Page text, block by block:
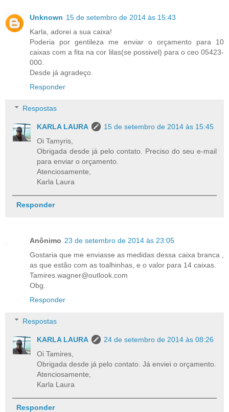
Unknown 15 de setembro de 2014 às 15:43
Karla, adorei a sua caixa!
Poderia por gentileza me enviar o orçamento para 10
caixas com a fita na cor lilas(se possivel) para o ceo 05423-
000.
Desde já agradeço.
Responder
Respostas
KARLA LAURA
15 de setembro de 2014 às 15:45
Oi Tamyris,
Obrigada desde já pelo contato. Preciso do seu e-mail
para enviar o orçamento.
Atenciosamente,
Karla Laura
Responder
Anônimo 23 de setembro de 2014 às 23:05
Gostaria que me enviasse as medidas dessa caixa branca ,
as que estão com as toalhinhas, e o valor para 14 caixas.
Tamires.wagner@outlook.com
Obg.
Responder
Respostas
KARLA LAURA
24 de setembro de 2014 às 08:26
Oi Tamires,
Obrigada desde já pelo contato. Já enviei o orçamento.
Atenciosamente,
Karla Laura
Responder